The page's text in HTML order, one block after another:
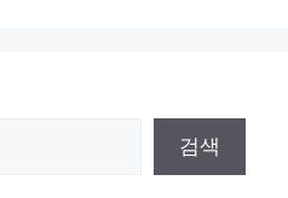
검색